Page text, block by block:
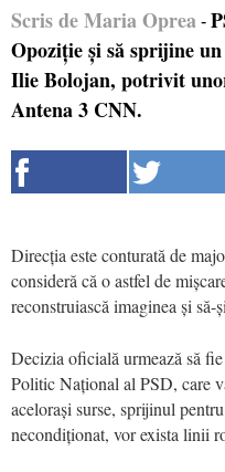
Scris de Maria Oprea -
Opoziție și să sprijine
Ilie Bolojan, potrivit
Antena 3 CNN.
Direcția este conturată de
consideră că o astfel de
reconstruiască imaginea și
Decizia oficială urmează să
Politic Național al PSD, care
acelorași surse, sprijinul
necondiționat, vor exista linii